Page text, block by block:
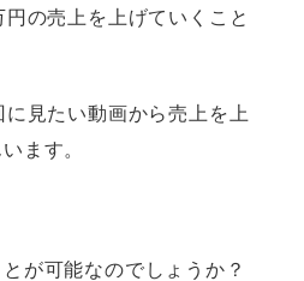
の売上を上げていくこと
見たい動画から売上を上
ます。
が可能なのでしょうか？